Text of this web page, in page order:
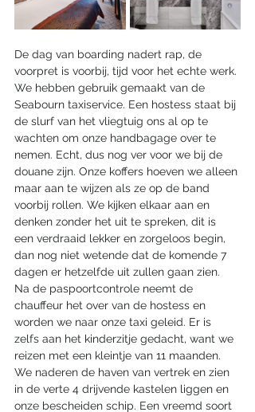
De dag van boarding nadert rap, de
voorpret is voorbij, tijd voor het echte werk.
We hebben gebruik gemaakt van de
Seabourn taxiservice. Een hostess staat bij
de slurf van het vliegtuig ons al op te
wachten om onze handbagage over te
nemen. Echt, dus nog ver voor we bij de
douane zijn. Onze koffers hoeven we alleen
maar aan te wijzen als ze op de band
voorbij rollen. We kijken elkaar aan en
denken zonder het uit te spreken, dit is
een verdraaid lekker en zorgeloos begin,
dan nog niet wetende dat de komende 7
dagen er hetzelfde uit zullen gaan zien.
Na de paspoortcontrole neemt de
chauffeur het over van de hostess en
worden we naar onze taxi geleid. Er is
zelfs aan het kinderzitje gedacht, want we
reizen met een kleintje van 11 maanden.
We naderen de haven van vertrek en zien
in de verte 4 drijvende kastelen liggen en
onze bescheiden schip. Een vreemd soort